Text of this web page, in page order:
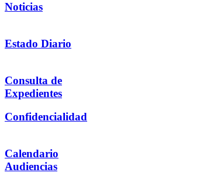
Noticias
Estado Diario
Consulta de
Expedientes
Confidencialidad
Calendario
Audiencias